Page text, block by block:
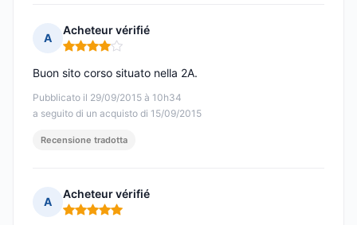
A
Acheteur vérifié
Nota: 4 su 5
Pubblicato il 29/09/2015 à 10h34
a seguito di un acquisto di 15/09/2015
Buon sito corso situato nella 2A.
Recensione tradotta
A
Acheteur vérifié
Nota: 5 su 5